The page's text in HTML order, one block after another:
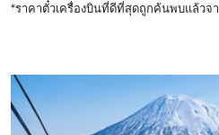
*ราคาตั๋วเครื่องบินที่ดีที่สุดถูกค้นพบแล้วจ